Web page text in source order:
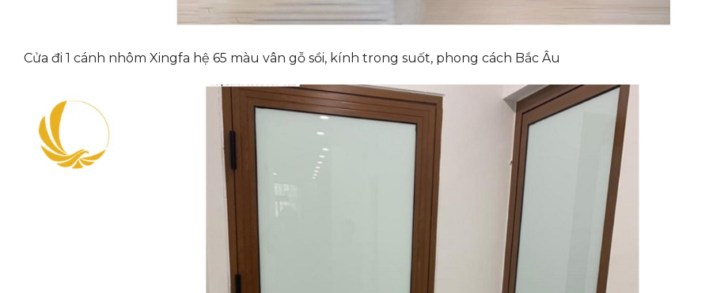
Cửa đi 1 cánh nhôm Xingfa hệ 65 màu vân gỗ sồi, kính trong suốt, phong cách Bắc Âu